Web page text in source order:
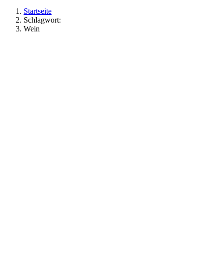
Startseite
Schlagwort:
Wein